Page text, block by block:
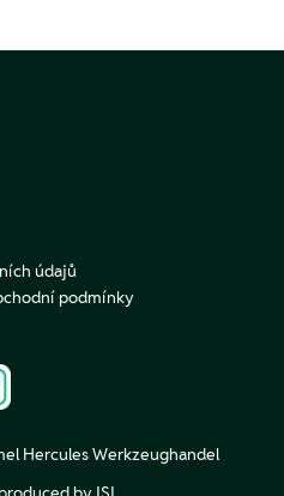
údajů
podmínky
Hercules Werkzeughandel